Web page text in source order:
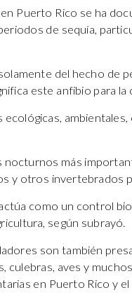
Puerto Rico se ha
de sequía,
del hecho de
este anfibio para la
ambientales,
más
y otros invertebrados
como un control
según subrayó.
son también
culebras, aves y
en Puerto Rico y el